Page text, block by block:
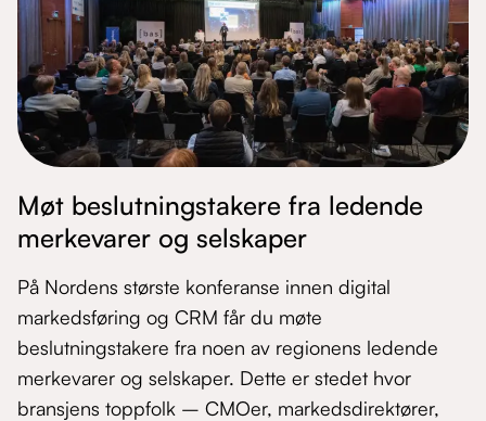
Møt beslutningstakere fra ledende
merkevarer og selskaper
På Nordens største konferanse innen digital
markedsføring og CRM får du møte
beslutningstakere fra noen av regionens ledende
merkevarer og selskaper. Dette er stedet hvor
bransjens toppfolk – CMOer, markedsdirektører,